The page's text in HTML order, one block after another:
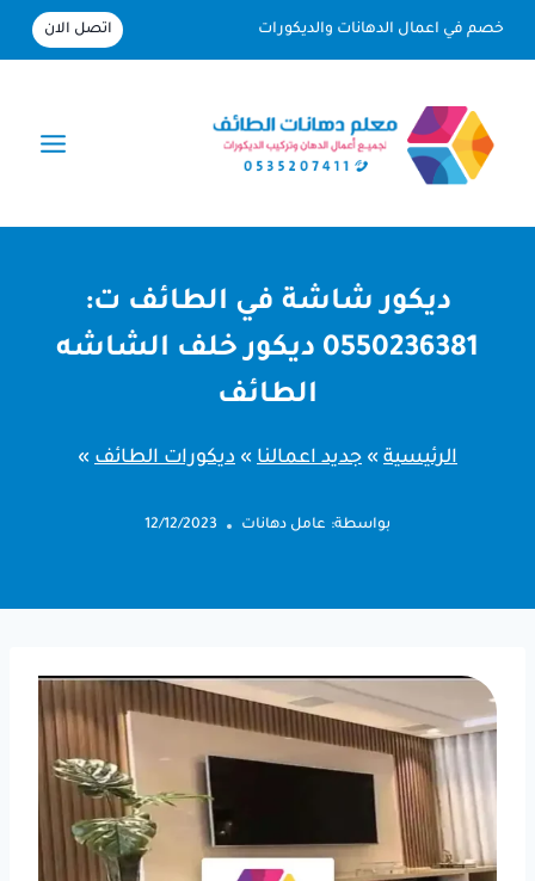
خصم في اعمال الدهانات والديكورات اتصل الان
ديكور شاشة في الطائف ت:
0550236381 ديكور خلف الشاشه
الطائف
الرئيسية » جديد اعمالنا » ديكورات الطائف »
بواسطة: عامل دهانات 12/12/2023